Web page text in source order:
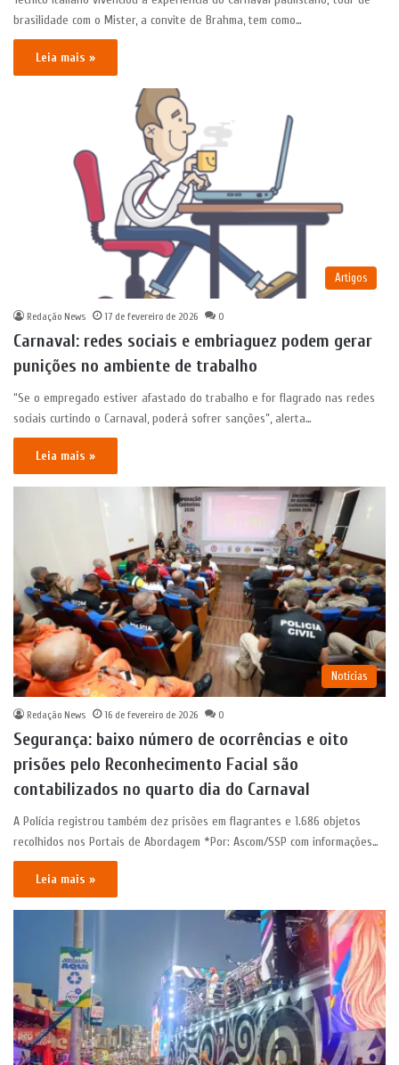
brasilidade com o Mister, a convite de Brahma, tem como…
Leia mais »
Artigos
Redação News 17 de fevereiro de 2026 0
Carnaval: redes sociais e embriaguez podem gerar
punições no ambiente de trabalho
“Se o empregado estiver afastado do trabalho e for flagrado nas redes
sociais curtindo o Carnaval, poderá sofrer sanções”, alerta…
Leia mais »
Notícias
Redação News 16 de fevereiro de 2026 0
Segurança: baixo número de ocorrências e oito
prisões pelo Reconhecimento Facial são
contabilizados no quarto dia do Carnaval
A Polícia registrou também dez prisões em flagrantes e 1.686 objetos
recolhidos nos Portais de Abordagem *Por: Ascom/SSP com informações…
Leia mais »